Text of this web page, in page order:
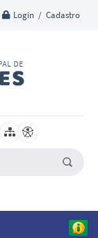
Login / Cadastro